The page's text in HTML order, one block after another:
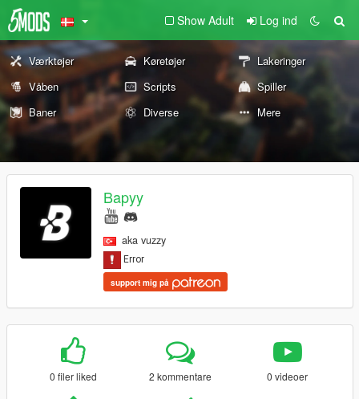
Show Adult Log ind
Værktøjer Køretøjer
Lakeringer
Våben
Scripts
Spiller
Baner
Diverse Mere
Bapyy
aka vuzzy
support mig på
0 filer liked 2 kommentare 0 videoer